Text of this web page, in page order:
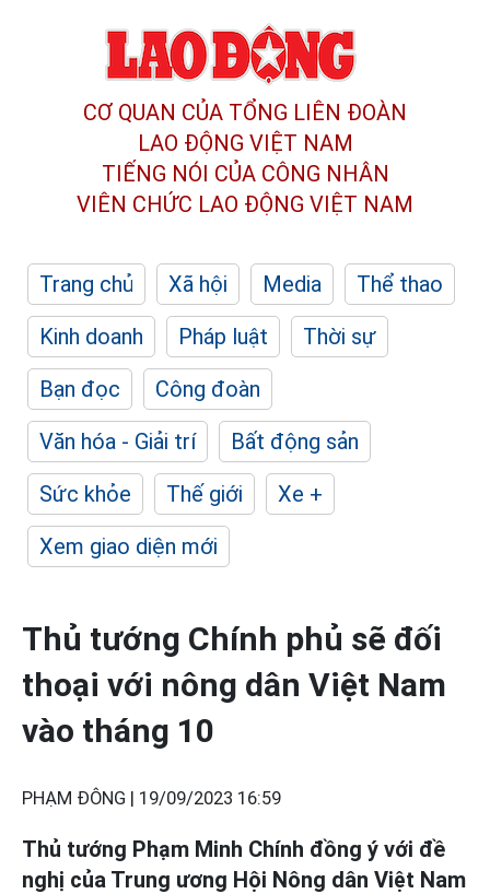
CƠ QUAN CỦA TỔNG LIÊN ĐOÀN
LAO ĐỘNG VIỆT NAM
TIẾNG NÓI CỦA CÔNG NHÂN
VIÊN CHỨC LAO ĐỘNG VIỆT NAM
Trang chủ Xã hội Media
Thể thao
Kinh doanh
Pháp luật
Thời sự
Bạn đọc
Công đoàn
Văn hóa - Giải trí
Bất động sản
Sức khỏe
Thế giới
Xe +
Xem giao diện mới
Thủ tướng Chính phủ sẽ đối
thoại với nông dân Việt Nam
vào tháng 10
PHẠM ĐÔNG | 19/09/2023 16:59
Thủ tướng Phạm Minh Chính đồng ý với đề
nghị của Trung ương Hội Nông dân Việt Nam